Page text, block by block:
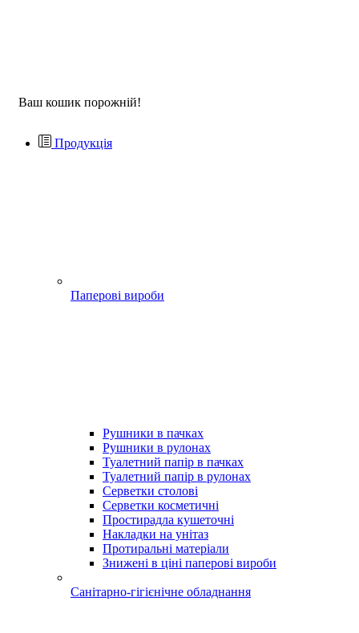
Ваш кошик порожній!
Продукція
Паперові вироби
Рушники в пачках
Рушники в рулонах
Туалетний папір в пачках
Туалетний папір в рулонах
Серветки столові
Серветки косметичні
Простирадла кушеточні
Накладки на унітаз
Протиральні матеріали
Знижені в ціні паперові вироби
Санітарно-гігієнічне обладнання